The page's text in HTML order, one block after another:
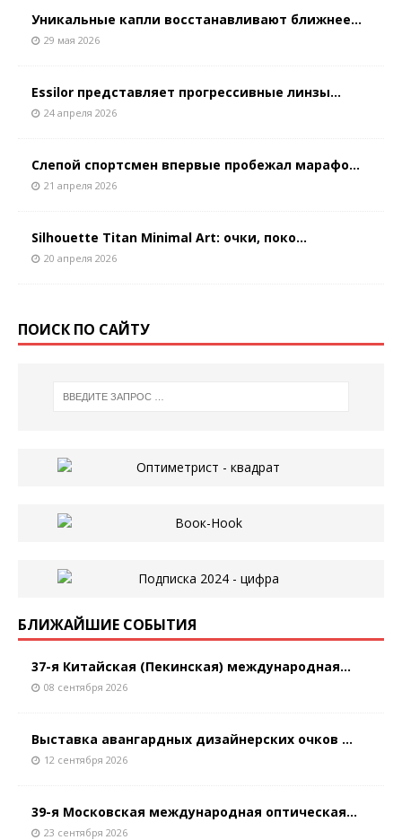
Уникальные капли восстанавливают ближнее...
29 мая 2026
Essilor представляет прогрессивные линзы...
24 апреля 2026
Слепой спортсмен впервые пробежал марафо...
21 апреля 2026
Silhouette Titan Minimal Art: очки, поко...
20 апреля 2026
ПОИСК ПО САЙТУ
БЛИЖАЙШИЕ СОБЫТИЯ
37-я Китайская (Пекинская) международная...
08 сентября 2026
Выставка авангардных дизайнерских очков ...
12 сентября 2026
39-я Московская международная оптическая...
23 сентября 2026